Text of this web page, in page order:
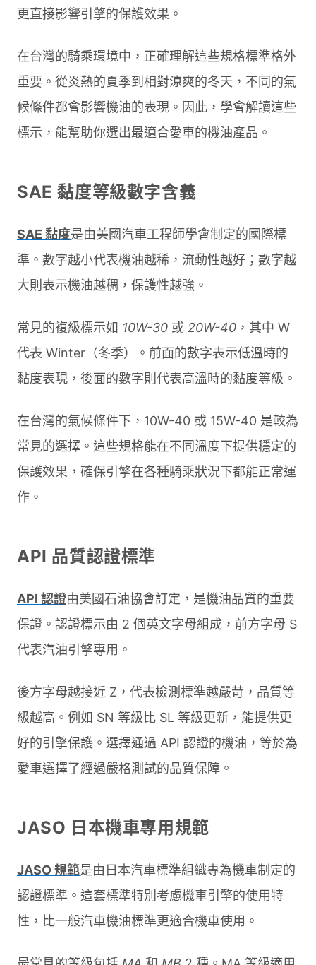
更直接影響引擎的保護效果。
在台灣的騎乘環境中，正確理解這些規格標準格外
重要。從炎熱的夏季到相對涼爽的冬天，不同的氣
候條件都會影響機油的表現。因此，學會解讀這些
標示，能幫助你選出最適合愛車的機油產品。
SAE 黏度等級數字含義
SAE 黏度是由美國汽車工程師學會制定的國際標
準。數字越小代表機油越稀，流動性越好；數字越
大則表示機油越稠，保護性越強。
常見的複級標示如 10W-30 或 20W-40 ，其中 W
代表 Winter（冬季）。前面的數字表示低溫時的
黏度表現，後面的數字則代表高溫時的黏度等級。
在台灣的氣候條件下，10W-40 或 15W-40 是較為
常見的選擇。這些規格能在不同溫度下提供穩定的
保護效果，確保引擎在各種騎乘狀況下都能正常運
作。
API 品質認證標準
API 認證由美國石油協會訂定，是機油品質的重要
保證。認證標示由 2 個英文字母組成，前方字母 S
代表汽油引擎專用。
後方字母越接近 Z，代表檢測標準越嚴苛，品質等
級越高。例如 SN 等級比 SL 等級更新，能提供更
好的引擎保護。選擇通過 API 認證的機油，等於為
愛車選擇了經過嚴格測試的品質保障。
JASO 日本機車專用規範
JASO 規範是由日本汽車標準組織專為機車制定的
認證標準。這套標準特別考慮機車引擎的使用特
性，比一般汽車機油標準更適合機車使用。